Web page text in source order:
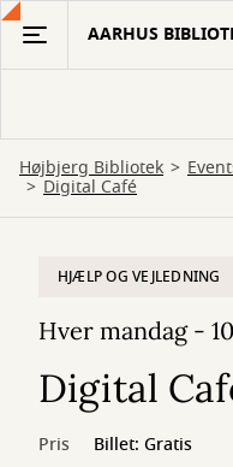
Gå
hovedindhold
AARHUS
Højbjerg Bibliotek
Digital Café
HJÆLP OG VEJLEDNING
Hver mandag -
Digital
Pris
Billet: Gratis